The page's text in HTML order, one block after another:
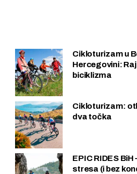
Cikloturizam u
Hercegovini:
biciklizma
Cikloturizam:
dva točka
EPIC RIDES
stresa (i bez